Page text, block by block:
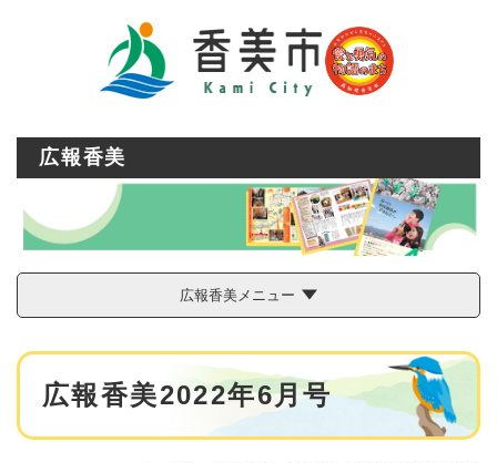
広報香美
広報香美メニュー
本
広報香美2022年6月号